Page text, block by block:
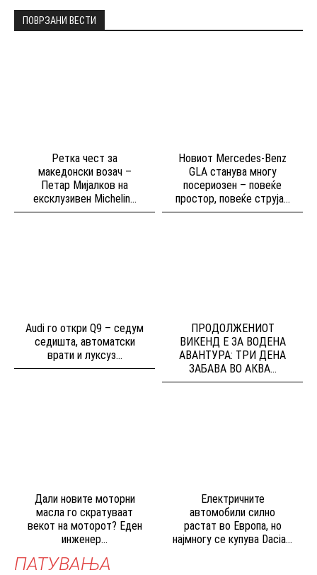
ПОВРЗАНИ ВЕСТИ
Ретка чест за
македонски возач –
Петар Мијалков на
ексклузивен Michelin...
Новиот Mercedes-Benz
GLA станува многу
посериозен – повеќе
простор, повеќе струја...
Audi го откри Q9 – седум
седишта, автоматски
врати и луксуз...
ПРОДОЛЖЕНИОТ
ВИКЕНД Е ЗА ВОДЕНА
АВАНТУРА: ТРИ ДЕНА
ЗАБАВА ВО АКВА...
Дали новите моторни
масла го скратуваат
векот на моторот? Еден
инженер...
Електричните
автомобили силно
растат во Европа, но
најмногу се купува Dacia...
ПАТУВАЊА